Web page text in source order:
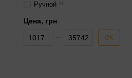
Ручной 11
Цена, грн
От Цена, грн
До Цена, грн OK